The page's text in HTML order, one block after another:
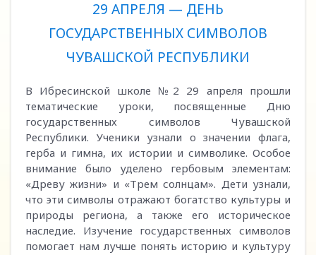
29 АПРЕЛЯ — ДЕНЬ
ГОСУДАРСТВЕННЫХ СИМВОЛОВ
ЧУВАШСКОЙ РЕСПУБЛИКИ
В Ибресинской школе №2 29 апреля прошли
тематические уроки, посвященные Дню
государственных символов Чувашской
Республики. Ученики узнали о значении флага,
герба и гимна, их истории и символике. Особое
внимание было уделено гербовым элементам:
«Древу жизни» и «Трем солнцам». Дети узнали,
что эти символы отражают богатство культуры и
природы региона, а также его историческое
наследие. Изучение государственных символов
помогает нам лучше понять историю и культуру